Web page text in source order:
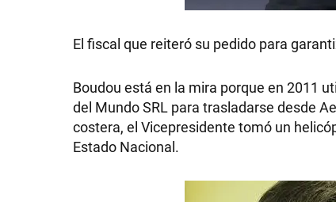
El fiscal que reiteró su pedido para
Boudou está en la mira porque en 2011
del Mundo SRL para trasladarse desde
costera, el Vicepresidente tomó un
Estado Nacional.
GRAN
HERMANO
SALUD
DEPORTES